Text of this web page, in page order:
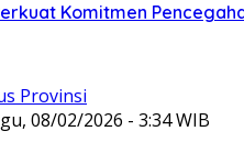
Komitmen
08/02/2026 - 3:34 WIB